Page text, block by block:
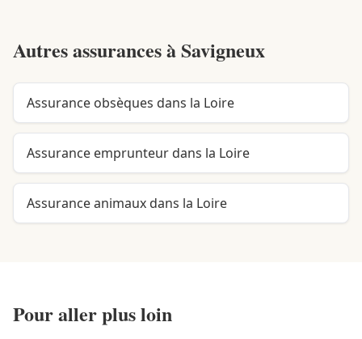
Autres assurances àSavigneux
Assurance obsèques dans la Loire
Assurance emprunteur dans la Loire
Assurance animaux dans la Loire
Pour aller plus loin